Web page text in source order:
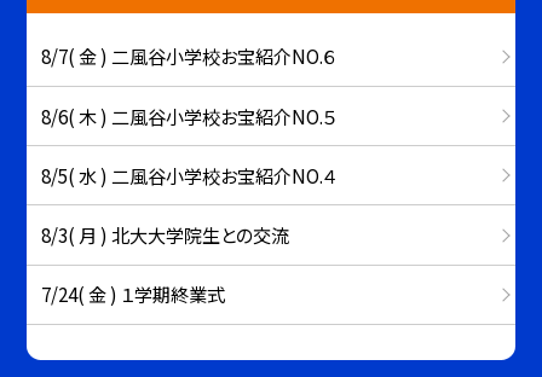
8/7( 金 ) 二風谷小学校お宝紹介NO.６
8/6( 木 ) 二風谷小学校お宝紹介NO.５
8/5( 水 ) 二風谷小学校お宝紹介NO.４
8/3( 月 ) 北大大学院生との交流
7/24( 金 ) １学期終業式